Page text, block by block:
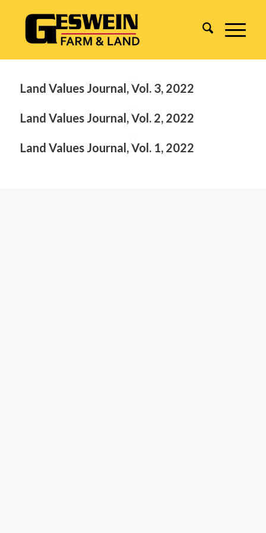
Land Values Journal, Vol. 3, 2022
Land Values Journal, Vol. 2, 2022
Land Values Journal, Vol. 1, 2022